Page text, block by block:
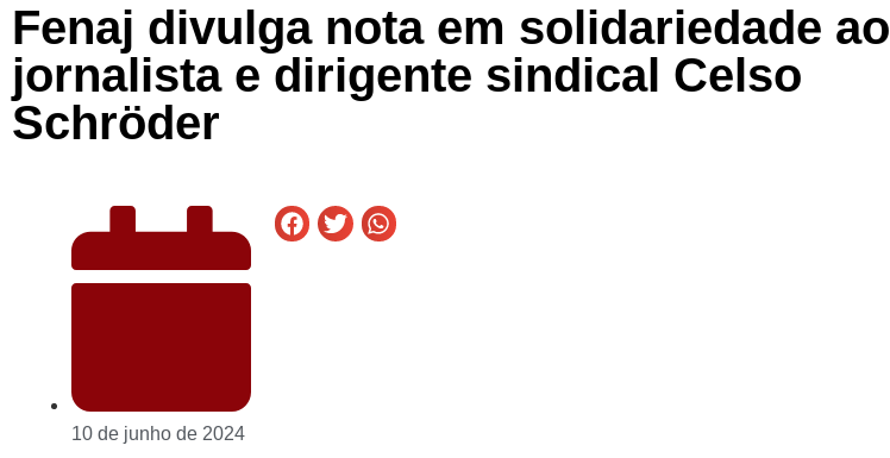
Fenaj divulga nota em solidariedade ao
jornalista e dirigente sindical Celso
Schröder
10 de junho de 2024